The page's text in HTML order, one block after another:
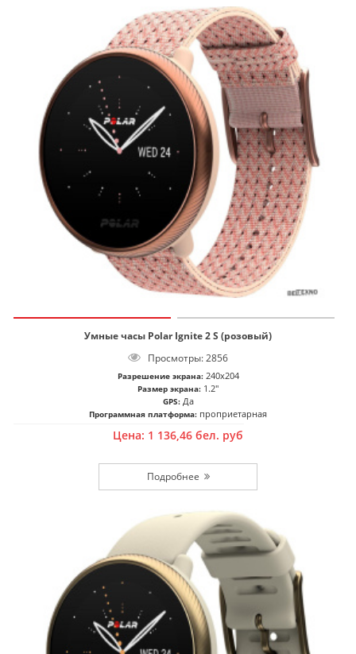
Умные часы Polar Ignite 2 S (розовый)
Просмотры: 2856
Разрешение экрана: 240x204
Размер экрана: 1.2"
GPS: Да
Программная платформа: проприетарная
Цена: 1 136,46 бел. руб